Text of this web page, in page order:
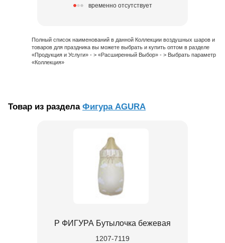
временно отсутствует
Полный список наименований в данной Коллекции воздушных шаров и
товаров для праздника вы можете выбрать и купить оптом в разделе
«Продукция и Услуги» - > «Расширенный Выбор» - > Выбрать параметр
«Коллекция»
Товар из раздела Фигура AGURA
Р ФИГУРА Бутылочка бежевая
1207-7119